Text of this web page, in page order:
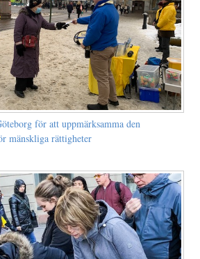
för att uppmärksamma den
mänskliga rättigheter